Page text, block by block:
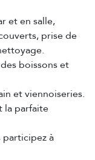
et en salle,
prise de
boissons et
et viennoiseries.
la parfaite
participez à